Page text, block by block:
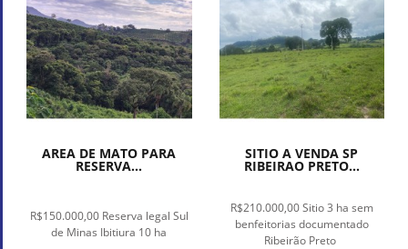
AREA DE MATO PARA
RESERVA...
R$150.000,00 Reserva legal Sul
de Minas Ibitiura 10 ha
SITIO A VENDA SP
RIBEIRAO PRETO...
R$210.000,00 Sitio 3 ha sem
benfeitorias documentado
Ribeirão Preto